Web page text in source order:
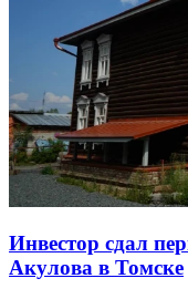
Инвестор сдал
Акулова в Томске